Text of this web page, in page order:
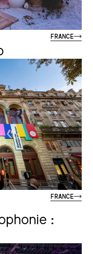
FRANCE
FRANCE
: